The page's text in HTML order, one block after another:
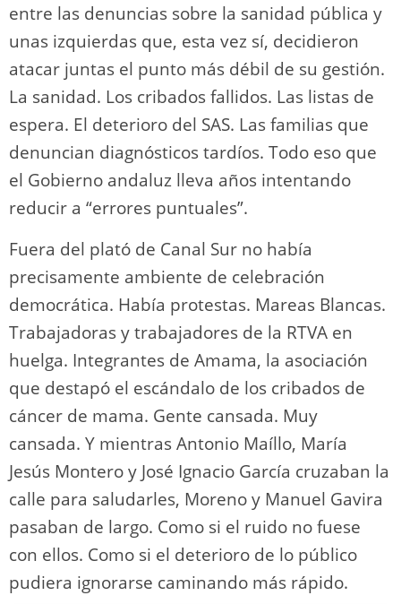
entre las denuncias sobre la sanidad pública y
unas izquierdas que, esta vez sí, decidieron
atacar juntas el punto más débil de su gestión.
La sanidad. Los cribados fallidos. Las listas de
espera. El deterioro del SAS. Las familias que
denuncian diagnósticos tardíos. Todo eso que
el Gobierno andaluz lleva años intentando
reducir a “errores puntuales”.
Fuera del plató de Canal Sur no había
precisamente ambiente de celebración
democrática. Había protestas. Mareas Blancas.
Trabajadoras y trabajadores de la RTVA en
huelga. Integrantes de Amama, la asociación
que destapó el escándalo de los cribados de
cáncer de mama. Gente cansada. Muy
cansada. Y mientras Antonio Maíllo, María
Jesús Montero y José Ignacio García cruzaban la
calle para saludarles, Moreno y Manuel Gavira
pasaban de largo. Como si el ruido no fuese
con ellos. Como si el deterioro de lo público
pudiera ignorarse caminando más rápido.